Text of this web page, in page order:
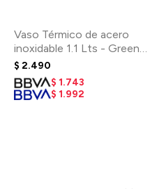
Vaso Térmico de acero
inoxidable 1.1 Lts - Green
House
$ 2.490
$ 1.743
$ 1.992